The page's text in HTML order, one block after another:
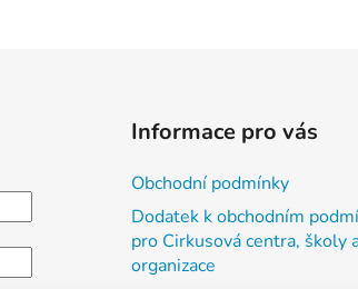
Informace pro vás
Obchodní podmínky
Dodatek k obchodním
pro Cirkusová centra, školy
organizace